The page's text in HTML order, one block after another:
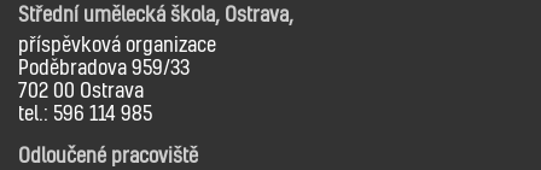
Střední umělecká škola, Ostrava,
příspěvková organizace
Poděbradova 959/33
702 00 Ostrava
tel.: 596 114 985
Odloučené pracoviště